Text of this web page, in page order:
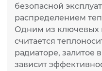
безопасной
распределением
Одним из ключевых
считается
радиаторе, залитое
зависит